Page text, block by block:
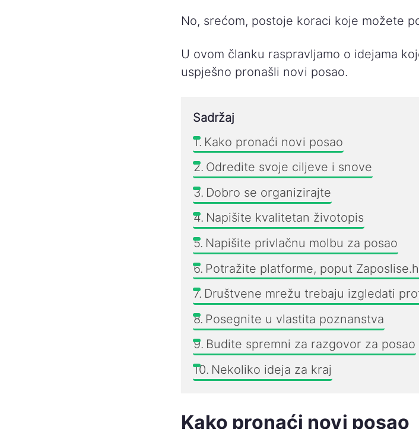
No, srećom, postoje koraci koje možete
U ovom članku raspravljamo o idejama
uspješno pronašli novi posao.
Sadržaj
Kako pronaći novi posao
Odredite svoje ciljeve i snove
Dobro se organizirajte
Napišite kvalitetan životopis
Napišite privlačnu molbu za posao
Potražite platforme, poput
Društvene mrežu trebaju izgledati
Posegnite u vlastita poznanstva
Budite spremni za razgovor za posao
Nekoliko ideja za kraj
Kako pronaći novi posao